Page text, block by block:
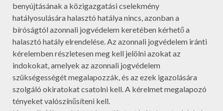
benyújtásának a közigazgatási cselekmény
hatályosulására halasztó hatálya nincs, azonban a
bíróságtól azonnali jogvédelem keretében kérhető a
halasztó hatály elrendelése. Az azonnali jogvédelem iránti
kérelemben részletesen meg kell jelölni azokat az
indokokat, amelyek az azonnali jogvédelem
szükségességét megalapozzák, és az ezek igazolására
szolgáló okiratokat csatolni kell. A kérelmet megalapozó
tényeket valószínűsíteni kell.